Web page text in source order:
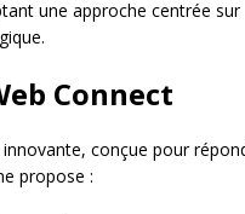
une approche centrée sur
Connect
conçue pour
propose :